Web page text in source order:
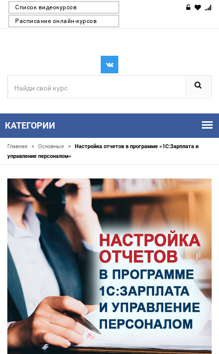
Список видеокурсов
Расписание онлайн-курсов
КАТЕГОРИИ
Главная » Основные »
Настройка отчетов в программе «1С:Зарплата и
управление персоналом»